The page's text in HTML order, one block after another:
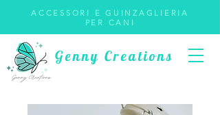
Genny Creations
ACCESSORI E GUINZAGLIERIA
PER CANI